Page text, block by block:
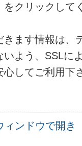
をクリックして
きます情報は、
いよう、SSLに
心してご利用下
ンドウで開き